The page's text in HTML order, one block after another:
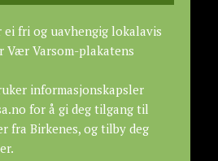
fri og uavhengig lokalavis
Vær Varsom-plakatens
informasjonskapsler
for å gi deg tilgang til
fra Birkenes, og tilby deg